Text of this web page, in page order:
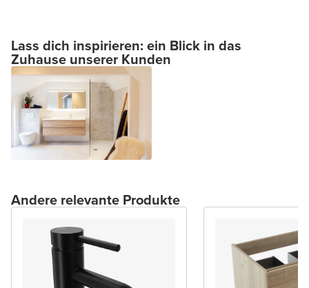
Lass dich inspirieren: ein Blick in das
Zuhause unserer Kunden
Andere relevante Produkte